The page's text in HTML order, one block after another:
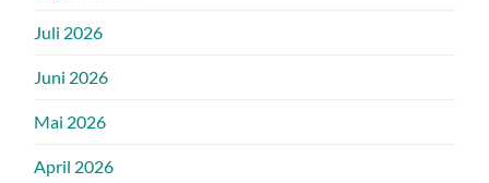
Juli 2026
Juni 2026
Mai 2026
April 2026